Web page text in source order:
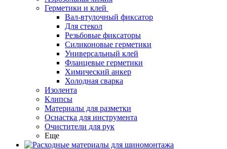
Герметики и клей
Вал-втулочный фиксатор
Для стекол
Резьбовые фиксаторы
Силиконовые герметики
Универсальный клей
Фланцевые герметики
Химический анкер
Холодная сварка
Изолента
Клипсы
Материалы для разметки
Оснастка для инструмента
Очистители для рук
Еще